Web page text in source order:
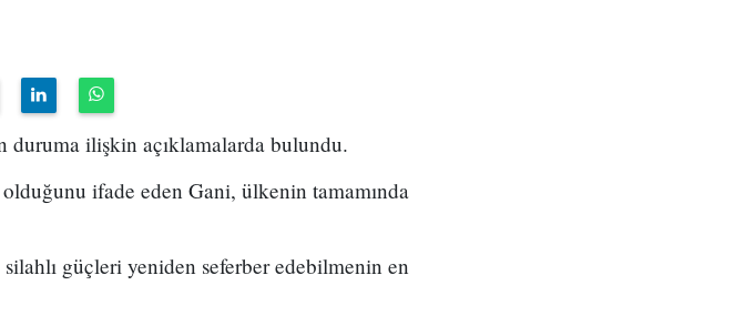
ilişkin açıklamalarda bulundu.
ifade eden Gani, ülkenin tamamında
güçleri yeniden seferber edebilmenin en